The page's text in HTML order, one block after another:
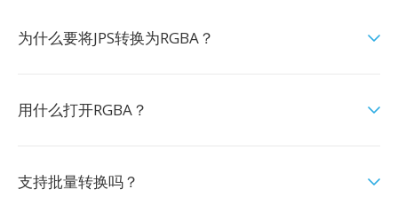
为什么要将JPS转换为RGBA？
用什么打开RGBA？
支持批量转换吗？